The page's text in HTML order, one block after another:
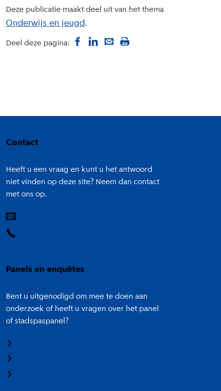
Deze publicatie maakt deel uit van het thema
Onderwijs en jeugd
Deel deze pagina:
Contact
Heeft u een vraag en kunt u het antwoord
niet vinden op deze site? Neem dan contact
met ons op.
Panels en enquêtes
Bent u uitgenodigd om mee te doen aan
onderzoek of heeft u vragen over het panel
of stadspaspanel?